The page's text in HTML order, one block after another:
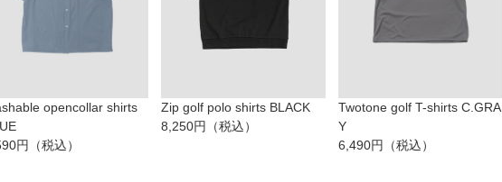
opencollar shirts
円（税込）
Zip golf polo shirts BLACK
8,250円（税込）
Twotone golf T-shirts C.GRA
Y
6,490円（税込）